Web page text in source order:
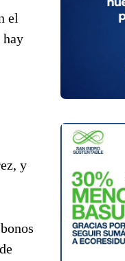
el
hay
y